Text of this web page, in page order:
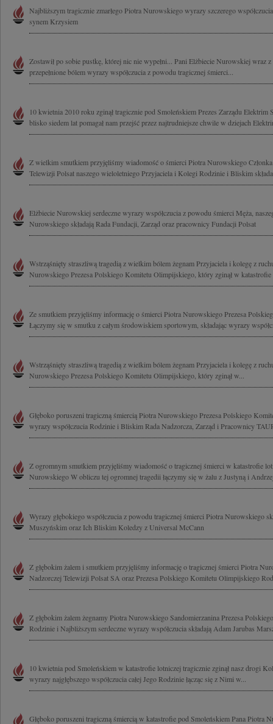
Najbliższym tragicznie zmarłego Piotra Nurowskiego wyrazy szczerego
synem Krzysiem
Zostawił po sobie pustkę, której nic nie wypełni... Pani Elżbiecie Nurowskiej wraz z
przepełnione bólem wyrazy współczucia z powodu tragicznej śmierci...
10 kwietnia 2010 roku zginął tragicznie pod Smoleńskiem Prezes Zarządu
blisko siedem lat pomagał nam przejść przez najtrudniejsze chwile w dziejach
Z wielkim smutkiem przyjęliśmy wiadomość o śmierci Piotra Nurowskiego
Telewizji Polsat naszego wieloletniego Przyjaciela i Kolegi Rodzinie i Bliskim
Elżbiecie Nurowskiej serdeczne wyrazy współczucia z powodu śmierci Męża,
Nurowskiego składają Rada Fundacji, Zarząd oraz pracownicy Fundacji Polsat
Wstrząśnięty straszliwą tragedią z wielkim bólem żegnam Przyjaciela i kolegę z
Nurowskiego Prezesa Polskiego Komitetu Olimpijskiego, który zginął w
Ze smutkiem przyjęliśmy informację o śmierci Piotra Nurowskiego Prezesa
Łączymy się w smutku z całym środowiskiem sportowym, składając wyrazy
Wstrząśnięty straszliwą tragedią z wielkim bólem żegnam Przyjaciela i kolegę z
Nurowskiego Prezesa Polskiego Komitetu Olimpijskiego, który zginął w...
Głęboko poruszeni tragiczną śmiercią Piotra Nurowskiego Prezesa Polskiego
wyrazy współczucia Rodzinie i Bliskim Rada Nadzorcza, Zarząd i Pracownicy
Z ogromnym smutkiem przyjęliśmy wiadomość o tragicznej śmierci w katastrofie
Nurowskiego W obliczu tej ogromnej tragedii łączymy się w żalu z Justyną i
Wyrazy głębokiego współczucia z powodu tragicznej śmierci Piotra Nurowskiego
Muszyńskim oraz Ich Bliskim Koledzy z Universal McCann
Z głębokim żalem i smutkiem przyjęliśmy informację o tragicznej śmierci Piotra
Nadzorczej Telewizji Polsat SA oraz Prezesa Polskiego Komitetu Olimpijskiego
Z głębokim żalem żegnamy Piotra Nurowskiego Sandomierzanina Prezesa
Rodzinie i Najbliższym serdeczne wyrazy współczucia składają Adam Jarubas
10 kwietnia pod Smoleńskiem w katastrofie lotniczej tragicznie zginął nasz drogi
wyrazy najgłębszego współczucia całej Jego Rodzinie łącząc się z Nimi w...
Głęboko poruszeni tragiczną śmiercią w katastrofie pod Smoleńskiem Pana Piotra